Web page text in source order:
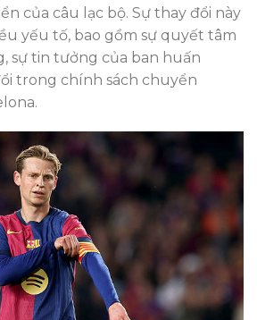
của câu lạc bộ. Sự thay đổi này
yếu tố, bao gồm sự quyết tâm
sự tin tưởng của ban huấn
trong chính sách chuyển